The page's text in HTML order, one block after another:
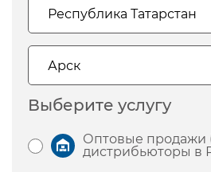
Выберите услугу
Оптовые продажи
дистрибьюторы в